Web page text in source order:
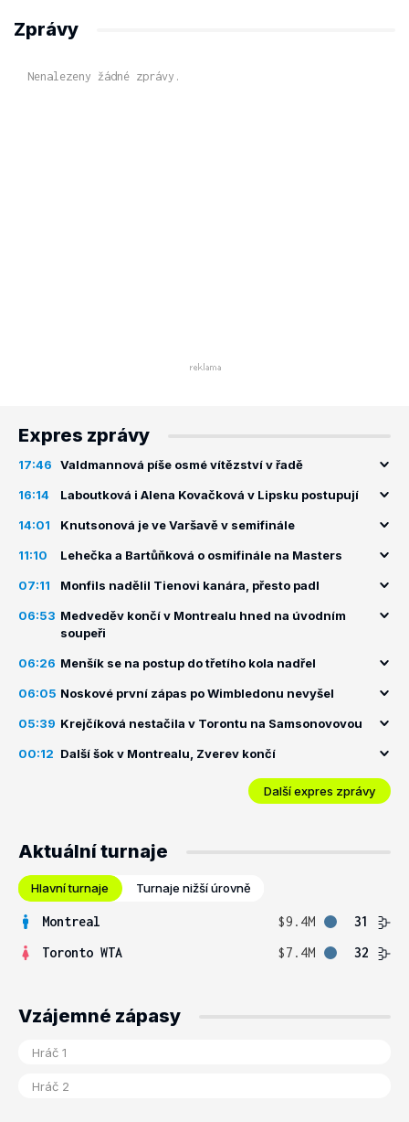
Zprávy
Nenalezeny žádné zprávy.
Expres zprávy
17:46 Valdmannová píše osmé vítězství v řadě
16:14 Laboutková i Alena Kovačková v Lipsku postupují
14:01 Knutsonová je ve Varšavě v semifinále
11:10 Lehečka a Bartůňková o osmifinále na Masters
07:11 Monfils nadělil Tienovi kanára, přesto padl
06:53 Medveděv končí v Montrealu hned na úvodním
soupeři
06:26 Menšík se na postup do třetího kola nadřel
06:05 Noskové první zápas po Wimbledonu nevyšel
05:39 Krejčíková nestačila v Torontu na Samsonovovou
00:12 Další šok v Montrealu, Zverev končí
Další expres zprávy
Aktuální turnaje
Hlavní turnaje Turnaje nižší úrovně
Montreal $9.4M
31
Toronto WTA
$7.4M 32
Vzájemné zápasy